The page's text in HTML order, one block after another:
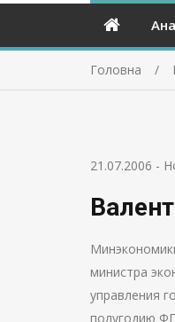
Головна
21.07.2006 -
министра
управления
полугодию